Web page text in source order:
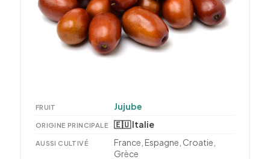
FRUIT Jujube
ORIGINE PRINCIPALE 🇪🇺 Italie
AUSSI CULTIVÉ
France, Espagne, Croatie,
Grèce